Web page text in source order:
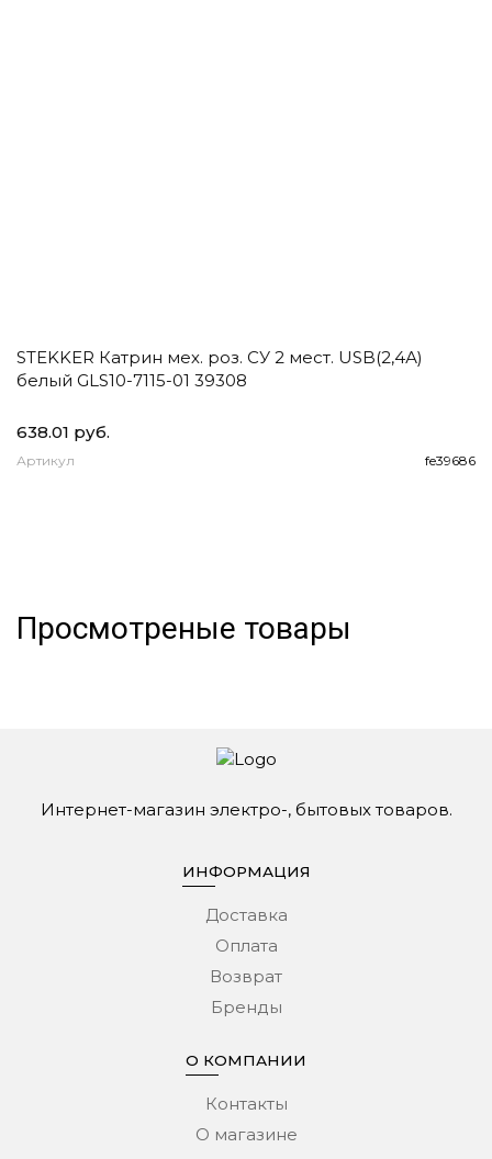
STEKKER Катрин мех. роз. СУ 2 мест. USB(2,4А)
белый GLS10-7115-01 39308
638.01 руб.
Артикул fe39686
Просмотреные товары
Интернет-магазин электро-, бытовых товаров.
ИНФОРМАЦИЯ
Доставка
Оплата
Возврат
Бренды
О КОМПАНИИ
Контакты
О магазине